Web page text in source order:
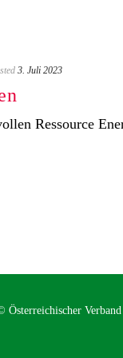
3. Juli 2023
Ressource
Österreichischer